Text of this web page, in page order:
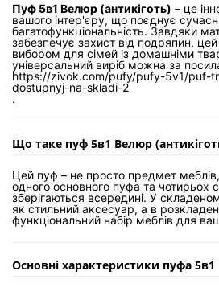
Пуф 5в1 Велюр (антикіготь) – це
вашого інтер'єру, що поєднує
багатофункціональність. Завдяки
забезпечує захист від подряпин,
вибором для сімей із домашніми
універсальний виріб можна за
https://zivok.com/pufy/pufy-5v1/puf-
dostupnyj-na-skladi-2
.
Що таке пуф 5в1 Велюр
Цей пуф – не просто предмет меблів,
одного основного пуфа та чотирьох
зберігаються всередині. У
як стильний аксесуар, а в
функціональний набір меблів для
Основні характеристики пуфа